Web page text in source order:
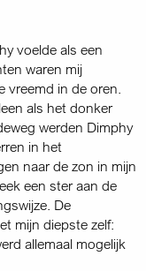
voelde als een
waren mij
in de oren.
als het donker
werden Dimphy
in het
naar de zon in mijn
een ster aan de
De
mijn diepste zelf:
allemaal mogelijk